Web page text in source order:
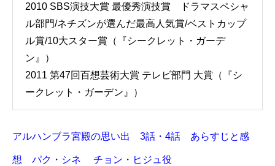
2010 SBS演技大賞 最優秀演技賞 ドラマスペシャ
ル部門/ネチズンが選んだ最高人気賞/ベストカップ
ル賞/10大スター賞（『シークレット・ガーデ
ン』）
2011 第47回百想芸術大賞 テレビ部門 大賞（『シ
ークレット・ガーデン』）
アルハンブラ宮殿の思い出 3話・4話 あらすじと感
想 パク・シネ チョン・ヒジュ役